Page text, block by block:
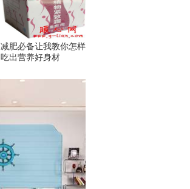
减肥必备让我教你怎样
吃出营养好身材